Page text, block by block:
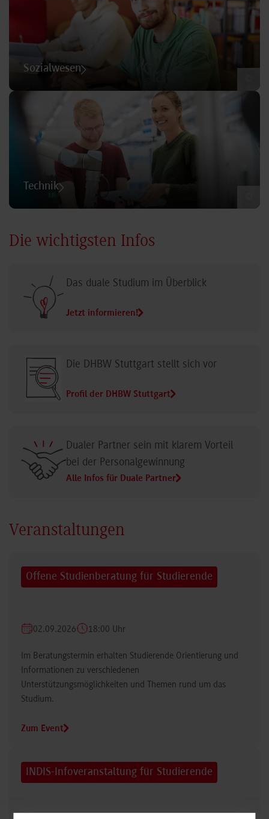
Sozialwesen
Technik
Die wichtigsten Infos
Das duale Studium im Überblick
Jetzt informieren!
Die DHBW Stuttgart stellt sich vor
Profil der DHBW Stuttgart
Dualer Partner sein mit klarem Vorteil
bei der Personalgewinnung
Alle Infos für Duale Partner
Veranstaltungen
Offene Studienberatung für Studierende
02.09.2026 18:00 Uhr
Im Beratungstermin erhalten Studierende Orientierung und
Informationen zu verschiedenen
Unterstützungsmöglichkeiten und Themen rund um das
Studium.
Zum Event
INDIS-Infoveranstaltung für Studierende